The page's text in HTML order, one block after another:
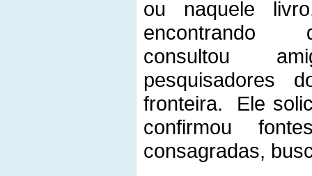
ou naquele
encontrando
consultou
pesquisadores
fronteira. Ele
confirmou
consagradas,